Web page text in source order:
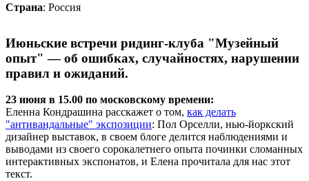
Страна: Россия
Июньские встречи ридинг-клуба "Музейный
опыт" — об ошибках, случайностях, нарушении
правил и ожиданий.
23 июня в 15.00 по московскому времени:
Еленна Кондрашина расскажет о том, как делать
"антивандальные" экспозиции: Пол Орселли, нью-йоркский
дизайнер выставок, в своем блоге делится наблюдениями и
выводами из своего сорокалетнего опыта починки сломанных
интерактивных экспонатов, и Елена прочитала для нас этот
текст.